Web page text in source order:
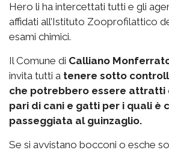
Hero li ha intercettati tutti e gli
affidati all’Istituto Zooprofilattico
esami chimici.
Il Comune di Calliano
invita tutti a tenere sotto
che potrebbero essere attratti
pari di cani e gatti per i quali è
passeggiata al guinzaglio.
Se si avvistano bocconi o esche